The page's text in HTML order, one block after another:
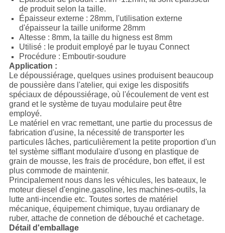
de produit selon la taille.
Épaisseur externe : 28mm, l'utilisation externe
d'épaisseur la taille uniforme 28mm
Altesse : 8mm, la taille du higness est 8mm
Utilisé : le produit employé par le tuyau Connect
Procédure : Emboutir-soudure
Application :
Le dépoussiérage, quelques usines produisent beaucoup
de poussière dans l'atelier, qui exige les dispositifs
spéciaux de dépoussiérage, où l'écoulement de vent est
grand et le système de tuyau modulaire peut être
employé.
Le matériel en vrac remettant, une partie du processus de
fabrication d'usine, la nécessité de transporter les
particules lâches, particulièrement la petite proportion d'un
tel système sifflant modulaire d'usong en plastique de
grain de mousse, les frais de procédure, bon effet, il est
plus commode de maintenir.
Principalement nous dans les véhicules, les bateaux, le
moteur diesel d'engine.gasoline, les machines-outils, la
lutte anti-incendie etc. Toutes sortes de matériel
mécanique, équipement chimique, tuyau ordianary de
ruber, attache de connetion de débouché et cachetage.
Détail d'emballage